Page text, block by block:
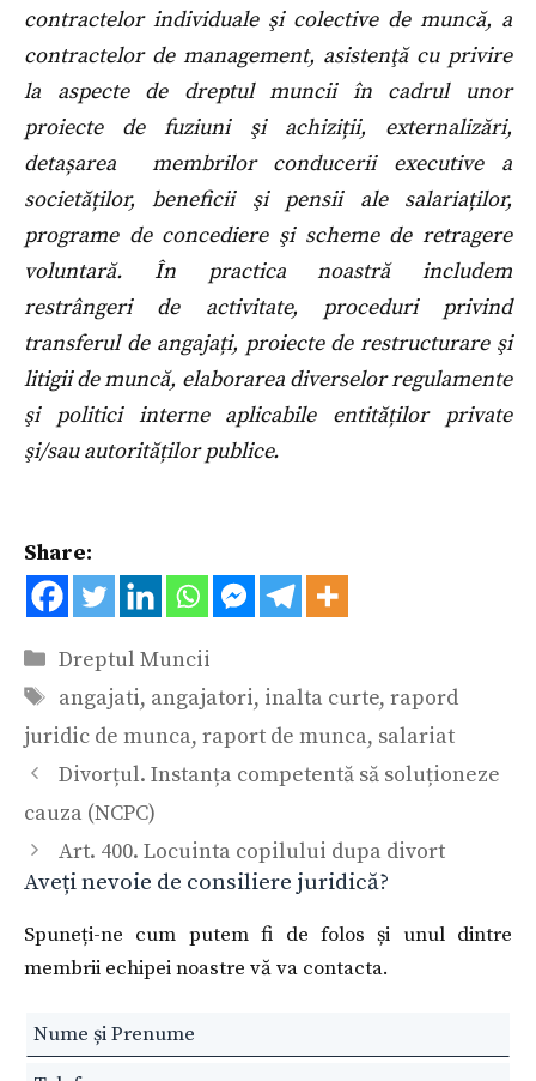
contractelor individuale şi colective de muncă, a
contractelor de management, asistenţă cu privire
la aspecte de dreptul muncii în cadrul unor
proiecte de fuziuni şi achiziții, externalizări,
detașarea membrilor conducerii executive a
societăților, beneficii şi pensii ale salariaților,
programe de concediere şi scheme de retragere
voluntară. În practica noastră includem
restrângeri de activitate, proceduri privind
transferul de angajați, proiecte de restructurare şi
litigii de muncă, elaborarea diverselor regulamente
şi politici interne aplicabile entităților private
şi/sau autorităților publice.
Share:
Categorii
Dreptul Muncii
Etichete
angajati, angajatori, inalta curte, rapord
juridic de munca, raport de munca, salariat
Divorțul. Instanța competentă să soluționeze
cauza (NCPC)
Art. 400. Locuinta copilului dupa divort
Aveți nevoie de consiliere juridică?
Spuneți-ne cum putem fi de folos și unul dintre
membrii echipei noastre vă va contacta.
Leave
this